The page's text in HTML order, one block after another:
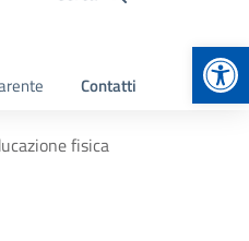
Contatti
fisica